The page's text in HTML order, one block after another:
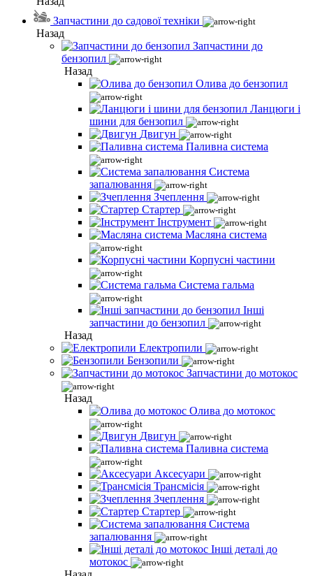
Запчастини до садової техніки
Назад
Запчастини до
бензопил
Назад
Олива до бензопил
Ланцюги і
шини для бензопил
Двигун
Паливна система
Система
запалювання
Зчеплення
Стартер
Інструмент
Масляна система
Корпусні частини
Система гальма
Інші
запчастини до бензопил
Назад
Електропили
Бензопили
Запчастини до мотокос
Назад
Олива до мотокос
Двигун
Паливна система
Аксесуари
Трансмісія
Зчеплення
Стартер
Система
запалювання
Інші деталі до
мотокос